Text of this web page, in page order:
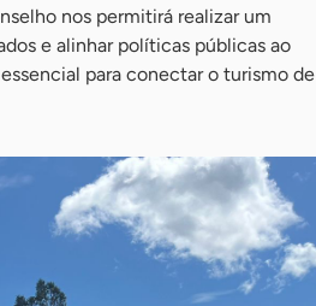
nos permitirá realizar um
e alinhar políticas públicas ao
para conectar o turismo de